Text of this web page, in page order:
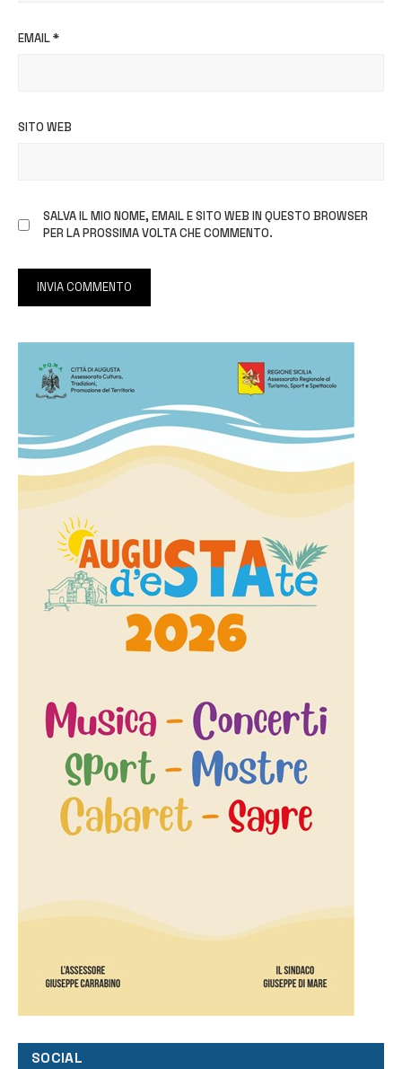
EMAIL*
SITO WEB
SALVA IL MIO NOME, EMAIL E SITO WEB IN QUESTO BROWSER
PER LA PROSSIMA VOLTA CHE COMMENTO.
SOCIAL